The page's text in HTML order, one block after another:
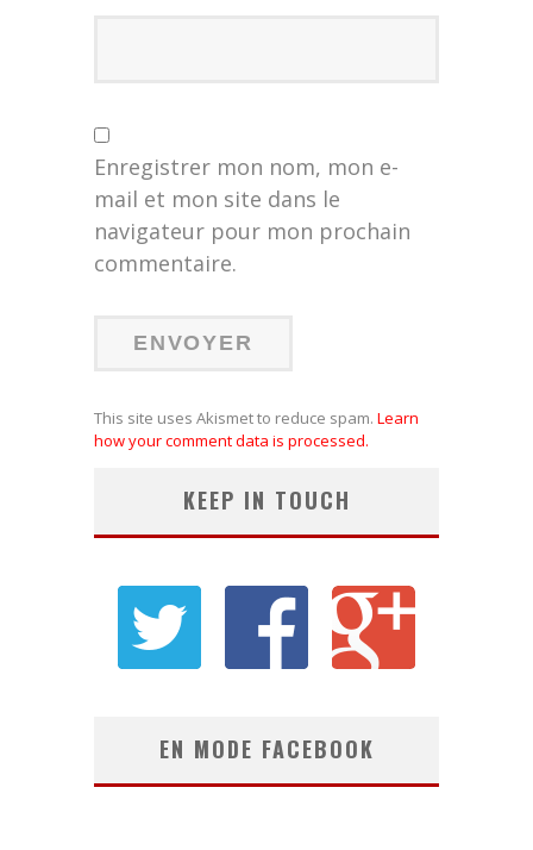
Enregistrer mon nom, mon e-
mail et mon site dans le
navigateur pour mon prochain
commentaire.
This site uses Akismet to reduce spam. Learn
how your comment data is processed.
KEEP IN TOUCH
EN MODE FACEBOOK